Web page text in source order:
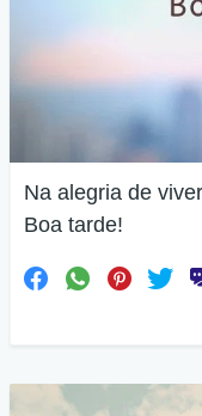
Na alegria de
Boa tarde!